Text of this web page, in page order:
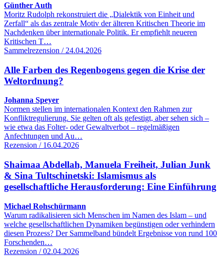
Günther Auth
Moritz Rudolph rekonstruiert die „Dialektik von Einheit und
Zerfall“ als das zentrale Motiv der älteren Kritischen Theorie im
Nachdenken über internationale Politik. Er empfiehlt neueren
Kritischen T…
Sammelrezension / 24.04.2026
Alle Farben des Regenbogens gegen die Krise der
Weltordnung?
Johanna Speyer
Normen stellen im internationalen Kontext den Rahmen zur
Konfliktregulierung. Sie gelten oft als gefestigt, aber sehen sich –
wie etwa das Folter- oder Gewaltverbot – regelmäßigen
Anfechtungen und Au…
Rezension / 16.04.2026
Shaimaa Abdellah, Manuela Freiheit, Julian Junk
& Sina Tultschinetski: Islamismus als
gesellschaftliche Herausforderung: Eine Einführung
Michael Rohschürmann
Warum radikalisieren sich Menschen im Namen des Islam – und
welche gesellschaftlichen Dynamiken begünstigen oder verhindern
diesen Prozess? Der Sammelband bündelt Ergebnisse von rund 100
Forschenden…
Rezension / 02.04.2026